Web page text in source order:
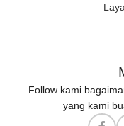
Follow kami
yang kami